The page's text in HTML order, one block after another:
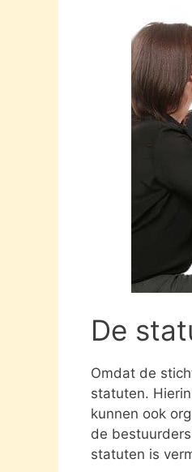
De
Omdat de
statuten.
kunnen ook
de
statuten is